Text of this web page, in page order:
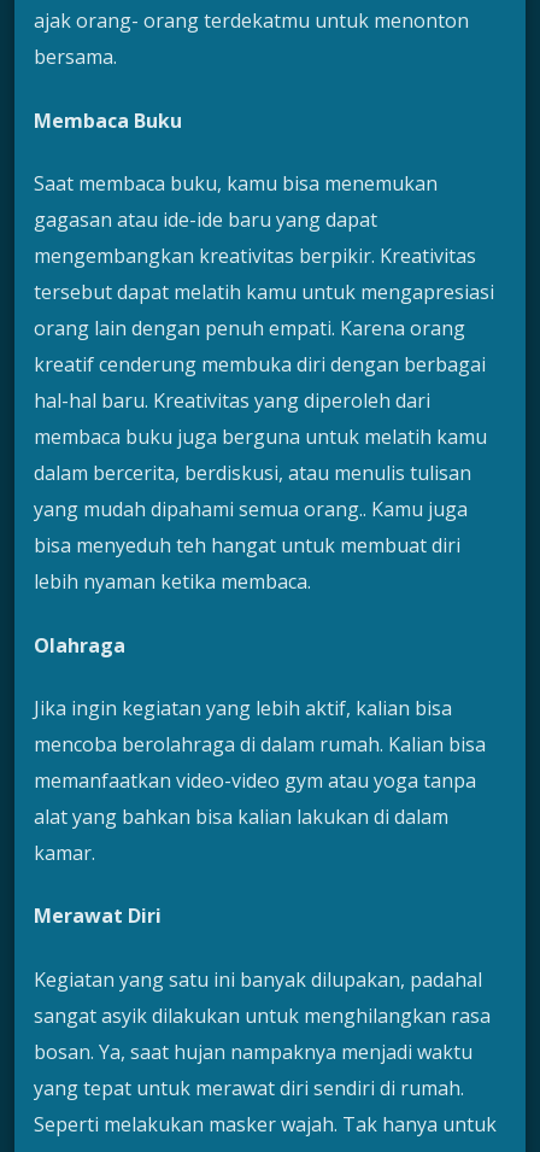
ajak orang- orang terdekatmu untuk menonton
bersama.
Membaca Buku
Saat membaca buku, kamu bisa menemukan
gagasan atau ide-ide baru yang dapat
mengembangkan kreativitas berpikir. Kreativitas
tersebut dapat melatih kamu untuk mengapresiasi
orang lain dengan penuh empati. Karena orang
kreatif cenderung membuka diri dengan berbagai
hal-hal baru. Kreativitas yang diperoleh dari
membaca buku juga berguna untuk melatih kamu
dalam bercerita, berdiskusi, atau menulis tulisan
yang mudah dipahami semua orang.. Kamu juga
bisa menyeduh teh hangat untuk membuat diri
lebih nyaman ketika membaca.
Olahraga
Jika ingin kegiatan yang lebih aktif, kalian bisa
mencoba berolahraga di dalam rumah. Kalian bisa
memanfaatkan video-video gym atau yoga tanpa
alat yang bahkan bisa kalian lakukan di dalam
kamar.
Merawat Diri
Kegiatan yang satu ini banyak dilupakan, padahal
sangat asyik dilakukan untuk menghilangkan rasa
bosan. Ya, saat hujan nampaknya menjadi waktu
yang tepat untuk merawat diri sendiri di rumah.
Seperti melakukan masker wajah. Tak hanya untuk